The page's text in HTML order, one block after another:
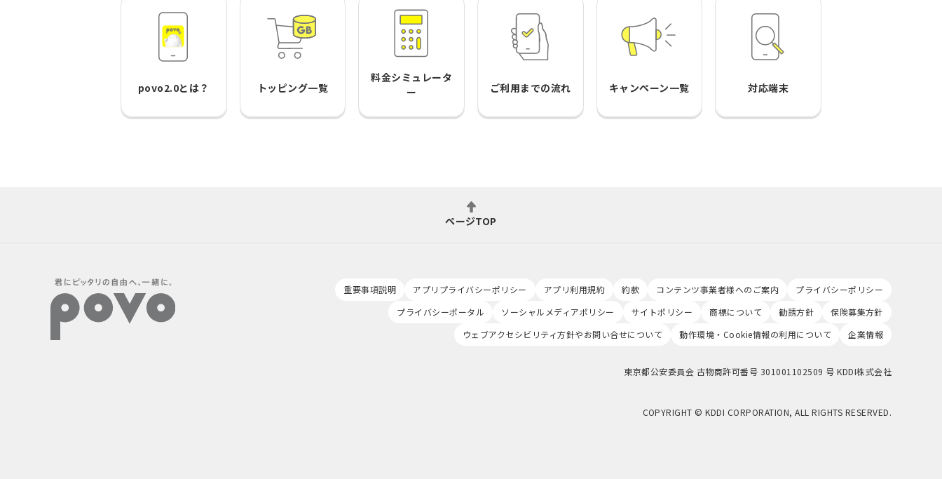
povo2.0とは？ トッピング一覧
料金シミュレータ
ー
ご利用までの流れ キャンペーン一覧 対応端末
ページTOP
重要事項説明 アプリプライバシーポリシー アプリ利用規約 約款 コンテンツ事業者様へのご案内
プライバシーポリシー
プライバシーポータル
ソーシャルメディアポリシー サイトポリシー 商標について 勧誘方針
保険募集方針
ウェブアクセシビリティ方針やお問い合せについて
動作環境・Cookie情報の利用について 企業情報
東京都公安委員会 古物商許可番号 301001102509 号 KDDI株式会社
COPYRIGHT © KDDI CORPORATION, ALL RIGHTS RESERVED.